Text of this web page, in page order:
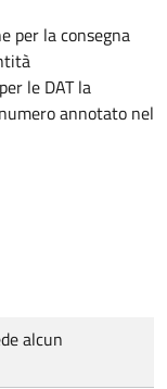
per la consegna
le DAT la
annotato nel
alcun